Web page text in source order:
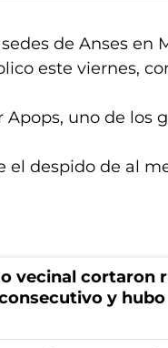
de Anses en
este viernes,
uno de los
el despido de al
vecinal cortaron
y hubo